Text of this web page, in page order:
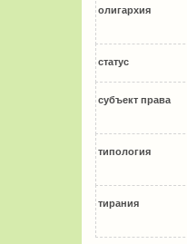
олигархия
статус
субъект права
типология
тирания